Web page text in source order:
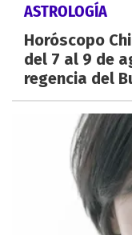
ASTROLOGÍA
Horóscopo
del 7 al 9 de
regencia del